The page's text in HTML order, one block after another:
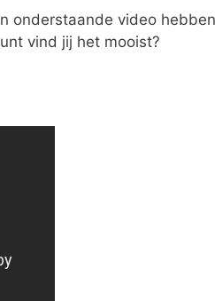
onderstaande video
vind jij het mooist?